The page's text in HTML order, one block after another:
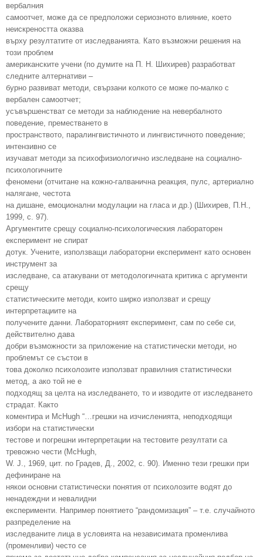
вербалния
самоотчет, може да се предположи сериозното влияние, което
неискреността оказва
върху резултатите от изследванията. Като възможни решения на
този проблем
американските учени (по думите на П. Н. Шихирев) разработват
следните алтернативи –
бурно развиват методи, свързани колкото се може по-малко с
вербален самоотчет;
усъвършенстват се методи за наблюдение на невербалното
поведение, преместването в
пространството, паралингвистичното и лингвистичното поведение;
интензивно се
изучават методи за психофизиологично изследване на социално-
психологичните
феномени (отчитане на кожно-галванична реакция, пулс, артериално
налягане, честота
на дишане, емоционални модулации на гласа и др.) (Шихирев, П.Н.,
1999, с. 97).
Аргументите срещу социално-психологическия лабораторен
експеримент не спират
дотук. Учените, използващи лабораторни експеримент като основен
инструмент за
изследване, са атакувани от методологичната критика с аргументи
срещу
статистическите методи, които ширко използват и срещу
интерпретациите на
получените данни. Лабораторният експеримент, сам по себе си,
действително дава
добри възможности за приложение на статистически методи, но
проблемът се състои в
това доколко психолозите използват правилния статистически
метод, а ако той не е
подходящ за целта на изследването, то и изводите от изследването
страдат. Както
коментира и McHugh “…грешки на изчисленията, неподходящи
избори на статистически
тестове и погрешни интерпретации на тестовите резултати са
тревожно чести (McHugh,
W. J., 1969, цит. по Градев, Д., 2002, с. 90). Именно тези грешки при
дефиниране на
някои основни статистически понятия от психолозите водят до
ненадеждни и невалидни
експерименти. Например понятието “рандомизация” – т.е. случайното
разпределение на
изследваните лица в условията на независимата променлива
(променливи) често се